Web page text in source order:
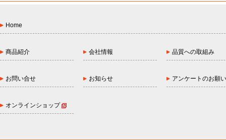
Home
商品紹介 会社情報 品質への取組み
お問い合せ お知らせ アンケートのお願い
オンラインショップ